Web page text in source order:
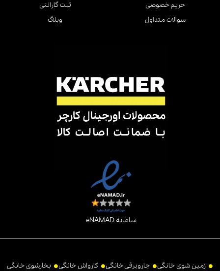
حریم خصوصی
سوالات متداول
ثبت گارانتی
وبلاگ
سامانه eNAMAD
زمین شوی خانگی جاروبرقی خانگی کارواش خانگی بخارشوی خانگی